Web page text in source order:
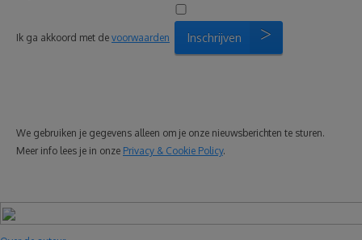
Ik ga akkoord met de voorwaarden Inschrijven
We gebruiken je gegevens alleen om je onze nieuwsberichten te sturen.
Meer info lees je in onze Privacy & Cookie Policy.